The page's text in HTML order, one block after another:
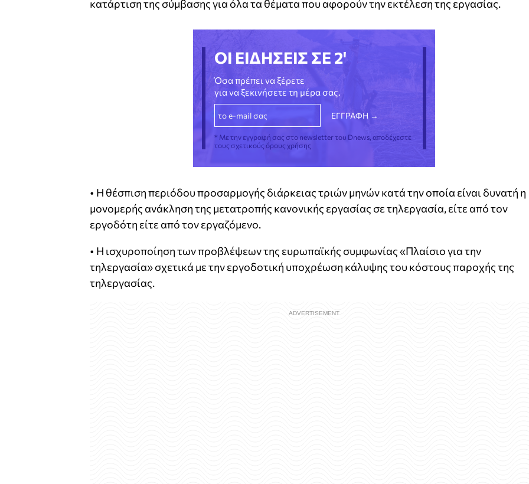
κατάρτιση της σύμβασης για όλα τα θέματα που αφορούν την εκτέλεση της εργασίας.
ΟΙ ΕΙΔΗΣΕΙΣ ΣΕ 2'
Όσα πρέπει να ξέρετε
για να ξεκινήσετε τη μέρα σας.
* Με την εγγραφή σας στο newsletter του Dnews, αποδέχεστε
τους σχετικούς όρους χρήσης
• Η θέσπιση περιόδου προσαρμογής διάρκειας τριών μηνών κατά την οποία είναι δυνατή η
μονομερής ανάκληση της μετατροπής κανονικής εργασίας σε τηλεργασία, είτε από τον
εργοδότη είτε από τον εργαζόμενο.
• Η ισχυροποίηση των προβλέψεων της ευρωπαϊκής συμφωνίας «Πλαίσιο για την
τηλεργασία» σχετικά με την εργοδοτική υποχρέωση κάλυψης του κόστους παροχής της
τηλεργασίας.